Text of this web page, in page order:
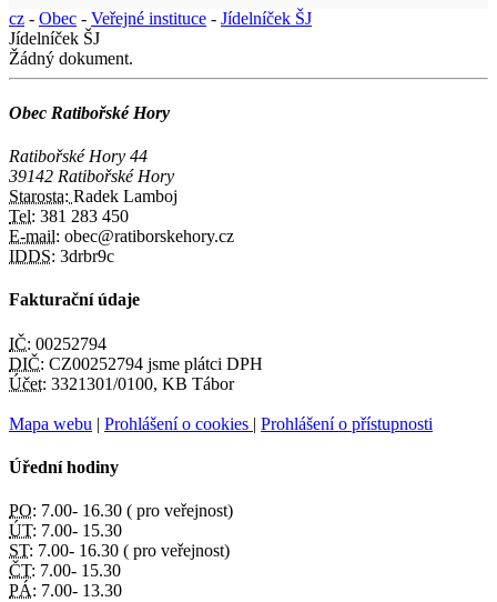
cz - Obec - Veřejné instituce - Jídelníček ŠJ
Jídelníček ŠJ
Žádný dokument.
Obec Ratibořské Hory
Ratibořské Hory 44
39142 Ratibořské Hory
Starosta: Radek Lamboj
Tel: 381 283 450
E-mail: obec@ratiborskehory.cz
IDDS: 3drbr9c
Fakturační údaje
IČ: 00252794
DIČ: CZ00252794 jsme plátci DPH
Účet: 3321301/0100, KB Tábor
Mapa webu | Prohlášení o cookies | Prohlášení o přístupnosti
Úřední hodiny
PO: 7.00- 16.30 ( pro veřejnost)
ÚT: 7.00- 15.30
ST: 7.00- 16.30 ( pro veřejnost)
ČT: 7.00- 15.30
PÁ: 7.00- 13.30